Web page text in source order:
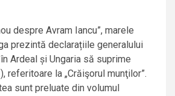
despre Avram Iancu”, marele
prezintă declarațiile generalului
Ardeal și Ungaria să suprime
referitoare la „Crăişorul munţilor”.
sunt preluate din volumul